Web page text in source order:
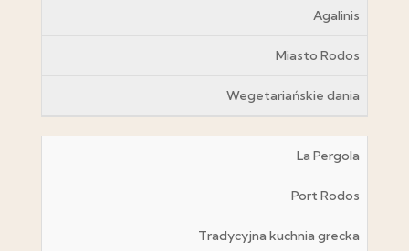
Agalinis
Miasto Rodos
Wegetariańskie dania
La Pergola
Port Rodos
Tradycyjna kuchnia grecka